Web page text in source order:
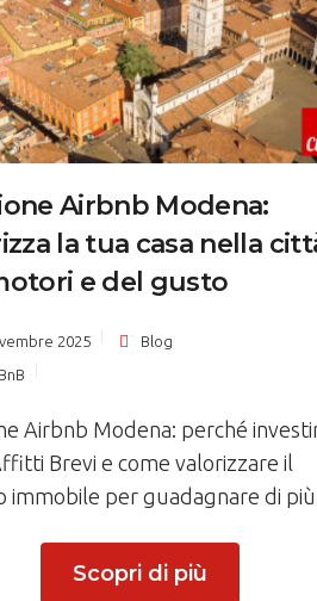
Airbnb Modena:
la tua casa nella
e del gusto
2025
Blog
Airbnb Modena: perché
Brevi e come valorizzare il
immobile per guadagnare di
Scopri di più